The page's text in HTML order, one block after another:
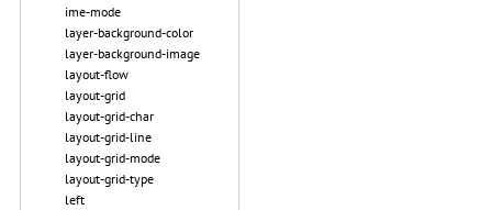
ime-mode
layer-background-color
layer-background-image
layout-flow
layout-grid
layout-grid-char
layout-grid-line
layout-grid-mode
layout-grid-type
left